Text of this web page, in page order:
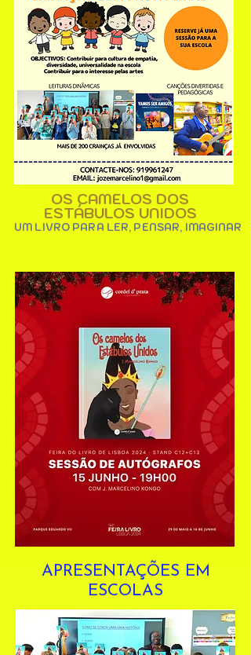
OS CAMELOS DOS
ESTÁBULOS UNIDOS
UM LIVRO PARA LER, PENSAR, IMAGINAR
APRESENTAÇÕES EM
ESCOLAS